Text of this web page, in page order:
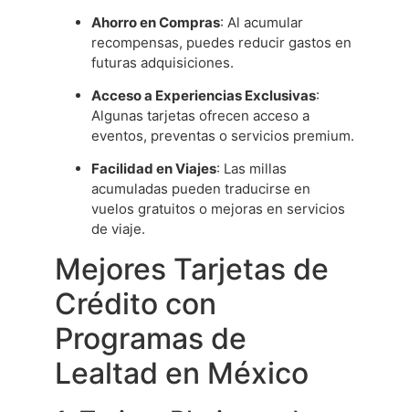
Ahorro en Compras: Al acumular
recompensas, puedes reducir gastos en
futuras adquisiciones.
Acceso a Experiencias Exclusivas:
Algunas tarjetas ofrecen acceso a
eventos, preventas o servicios premium.
Facilidad en Viajes: Las millas
acumuladas pueden traducirse en
vuelos gratuitos o mejoras en servicios
de viaje.
Mejores Tarjetas de
Crédito con
Programas de
Lealtad en México